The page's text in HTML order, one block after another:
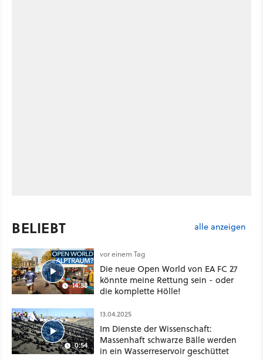
BELIEBT alle anzeigen
14:38
vor einem Tag
Die neue Open World von EA FC 27
könnte meine Rettung sein - oder
die komplette Hölle!
0:54
13.04.2025
Im Dienste der Wissenschaft:
Massenhaft schwarze Bälle werden
in ein Wasserreservoir geschüttet